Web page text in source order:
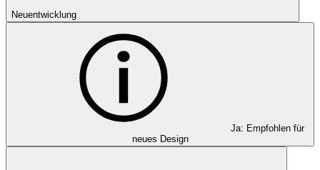
Neuentwicklung
Ja: Empfohlen für
neues Design